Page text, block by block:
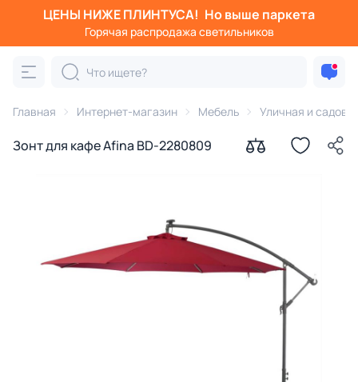
ЦЕНЫ НИЖЕ ПЛИНТУСА! Но выше паркета
Горячая распродажа светильников
Главная Интернет-магазин Мебель Уличная и
Зонт для кафе Afina BD-2280809